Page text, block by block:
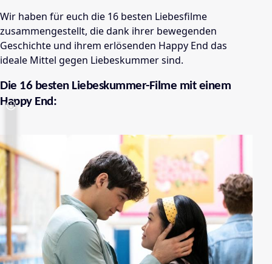
Wir haben für euch die 16 besten Liebesfilme
zusammengestellt, die dank ihrer bewegenden
Geschichte und ihrem erlösenden Happy End das
ideale Mittel gegen Liebeskummer sind.
Die 16 besten Liebeskummer-Filme mit einem
Happy End: